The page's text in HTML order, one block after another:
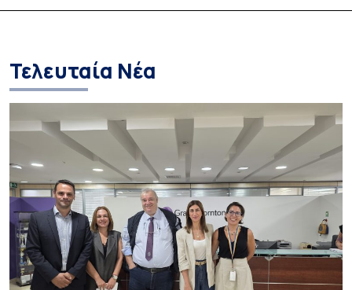
μετάλλια
επιλογή για τους
Τελευταία Νέα